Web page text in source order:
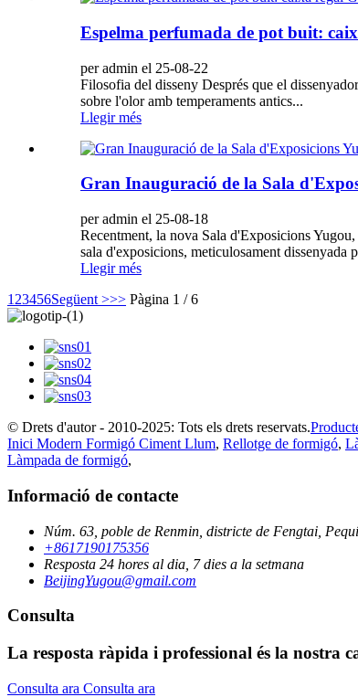
Espelma perfumada de pot buit:
per admin el 25-08-22
Filosofia del disseny Després que el
sobre l'olor amb temperaments antics...
Llegir més
Gran Inauguració de la Sala
per admin el 25-08-18
Recentment, la nova Sala d'Exposicions
sala d'exposicions, meticulosament
Llegir més
1 23456Següent >>> Pàgina 1 / 6
© Drets d'autor - 2010-2025: Tots els drets reservats.
Inici Modern Formigó Ciment Llum, Rellotge de formigó,
Làmpada de formigó,
Informació de contacte
Núm. 63, poble de Renmin, districte de Fengtai,
+8617190175356
Resposta 24 hores al dia, 7 dies a la setmana
BeijingYugou@gmail.com
Consulta
La resposta ràpida i professional és la nostra
Consulta ara Consulta ara